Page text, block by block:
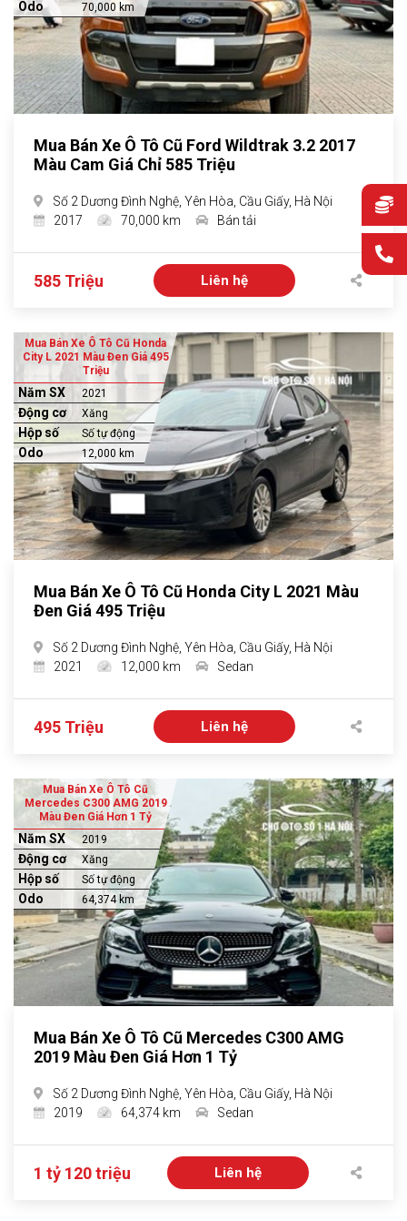
Odo 70,000 km
Mua Bán Xe Ô Tô Cũ Ford Wildtrak 3.2 2017
Màu Cam Giá Chỉ 585 Triệu
Số 2 Dương Đình Nghệ, Yên Hòa, Cầu Giấy, Hà Nội
2017
70,000 km Bán tải
585 Triệu Liên hệ
Mua Bán Xe Ô Tô Cũ Honda
City L 2021 Màu Đen Giá 495
Triệu
Năm SX 2021
Động cơ Xăng
Hộp số Số tự động
Odo 12,000 km
Mua Bán Xe Ô Tô Cũ Honda City L 2021 Màu
Đen Giá 495 Triệu
Số 2 Dương Đình Nghệ, Yên Hòa, Cầu Giấy, Hà Nội
2021
12,000 km Sedan
495 Triệu Liên hệ
Mua Bán Xe Ô Tô Cũ
Mercedes C300 AMG 2019
Màu Đen Giá Hơn 1 Tỷ
Năm SX 2019
Động cơ Xăng
Hộp số Số tự động
Odo 64,374 km
Mua Bán Xe Ô Tô Cũ Mercedes C300 AMG
2019 Màu Đen Giá Hơn 1 Tỷ
Số 2 Dương Đình Nghệ, Yên Hòa, Cầu Giấy, Hà Nội
2019
64,374 km Sedan
1 tỷ 120 triệu Liên hệ